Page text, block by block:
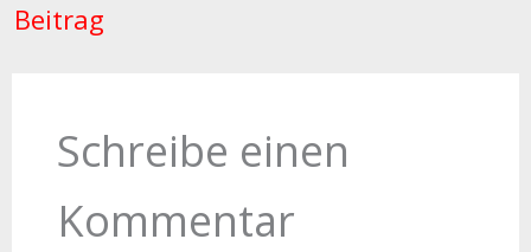
Beitrag
Schreibe einen
Kommentar